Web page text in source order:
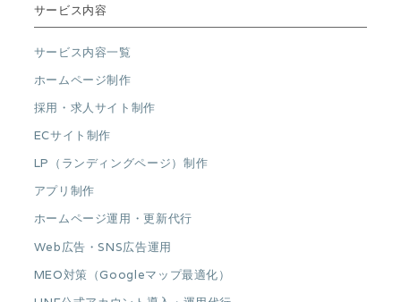
サービス内容
サービス内容一覧
ホームページ制作
採用・求人サイト制作
ECサイト制作
LP（ランディングページ）制作
アプリ制作
ホームページ運用・更新代行
Web広告・SNS広告運用
MEO対策（Googleマップ最適化）